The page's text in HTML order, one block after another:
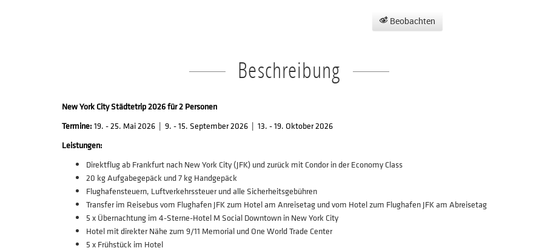
Beobachten
Beschreibung
New York City Städtetrip 2026 für 2 Personen
Termine: 19. - 25. Mai 2026 | 9. - 15. September 2026 | 13. - 19. Oktober 2026
Leistungen:
Direktflug ab Frankfurt nach New York City (JFK) und zurück mit Condor in der Economy Class
20 kg Aufgabegepäck und 7 kg Handgepäck
Flughafensteuern, Luftverkehrssteuer und alle Sicherheitsgebühren
Transfer im Reisebus vom Flughafen JFK zum Hotel am Anreisetag und vom Hotel zum Flughafen JFK am Abreisetag
5 x Übernachtung im 4-Sterne-Hotel M Social Downtown in New York City
Hotel mit direkter Nähe zum 9/11 Memorial und One World Trade Center
5 x Frühstück im Hotel